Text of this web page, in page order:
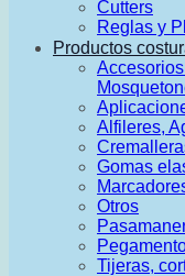
Cutters
Reglas y
Productos
Alfileres,
Gomas
Otros
Tijeras,